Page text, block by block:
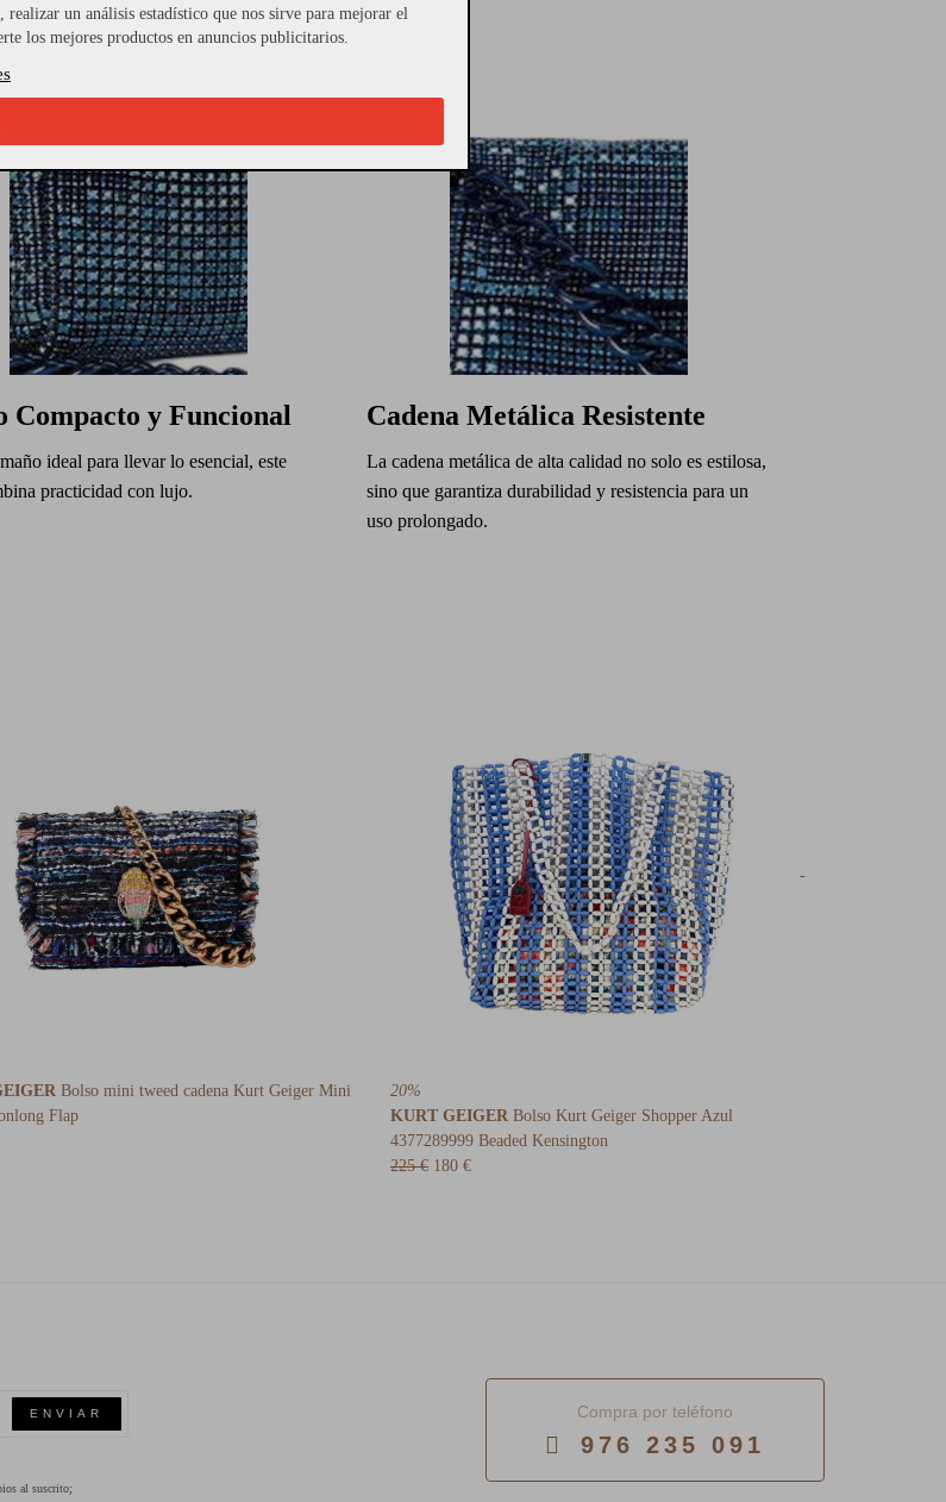
Compacto y Funcional
ideal para llevar lo esencial, este
practicidad con lujo.
Cadena Metálica Resistente
La cadena metálica de alta calidad no solo es estilosa,
sino que garantiza durabilidad y resistencia para un
uso prolongado.
Bolso mini tweed cadena Kurt Geiger Mini
Flap
-
20%
KURT GEIGER Bolso Kurt Geiger Shopper Azul
4377289999 Beaded Kensington
225 € 180 €
ENVIAR
al suscrito;
Compra por teléfono
976 235 091
realizar un análisis estadístico que nos sirve para mejorar el
los mejores productos en anuncios publicitarios.